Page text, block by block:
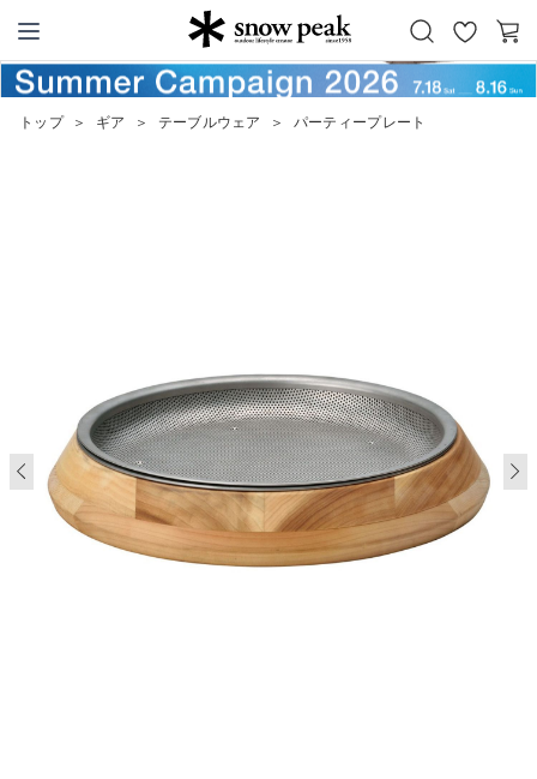
Snow Peak
お
気
カ
ー
トップ ＞ ギア ＞ テーブルウェア ＞ パーティープレート